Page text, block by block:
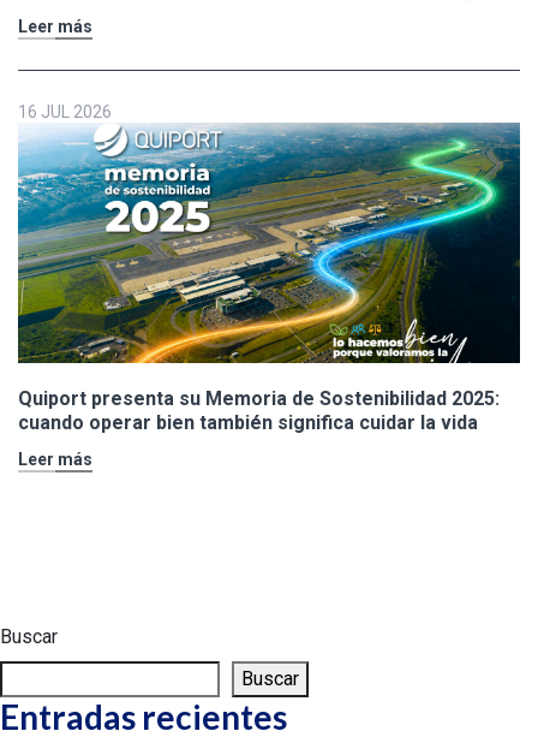
de Polo Ralph Lauren y Adidas
Leer más
16 JUL 2026
Quiport presenta su Memoria de Sostenibilidad 2025:
cuando operar bien también significa cuidar la vida
Leer más
Buscar
Buscar
Entradas recientes